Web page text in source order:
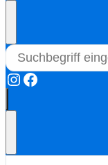
Instagram
Facebook